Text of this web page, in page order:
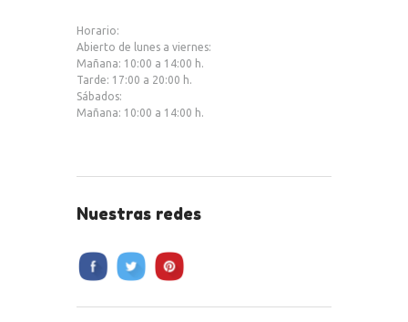
Horario:
Abierto de lunes a viernes:
Mañana: 10:00 a 14:00 h.
Tarde: 17:00 a 20:00 h.
Sábados:
Mañana: 10:00 a 14:00 h.
Nuestras redes